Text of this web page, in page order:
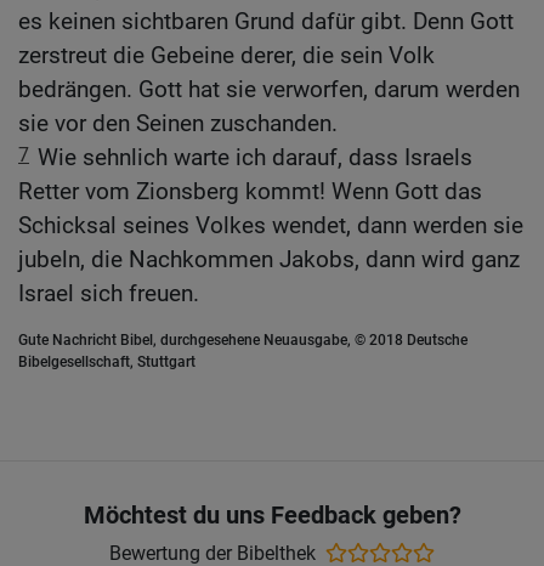
es keinen sichtbaren Grund dafür gibt. Denn Gott
zerstreut die Gebeine derer, die sein Volk
bedrängen. Gott hat sie verworfen, darum werden
sie vor den Seinen zuschanden.
7 Wie sehnlich warte ich darauf, dass Israels
Retter vom Zionsberg kommt! Wenn Gott das
Schicksal seines Volkes wendet, dann werden sie
jubeln, die Nachkommen Jakobs, dann wird ganz
Israel sich freuen.
Gute Nachricht Bibel, durchgesehene Neuausgabe, © 2018 Deutsche
Bibelgesellschaft, Stuttgart
Möchtest du uns Feedback geben?
Bewertung der Bibelthek